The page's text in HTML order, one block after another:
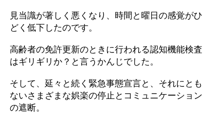
見当識が著しく悪くなり、時間と曜日の感覚がひ
どく低下したのです。
高齢者の免許更新のときに行われる認知機能検査
はギリギリか？と言うかんじでした。
そして、延々と続く緊急事態宣言と、それにとも
ないさまざまな娯楽の停止とコミュニケーション
の遮断。